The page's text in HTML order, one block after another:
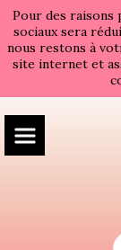
Pour des raisons
sociaux sera
nous restons à
site internet et